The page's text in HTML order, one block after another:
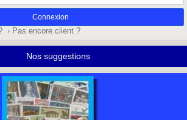
› Pas encore client ?
Nos suggestions